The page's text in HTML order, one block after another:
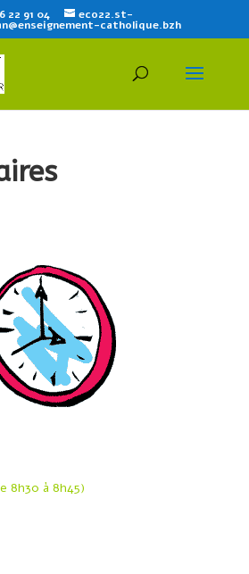
22 91 04 eco22.st-
catholique.bzh
8h30 à 8h45)